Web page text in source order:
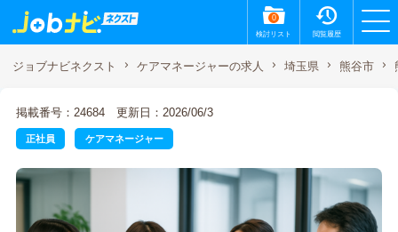
0
検討リスト 閲覧履歴
ジョブナビネクスト ケアマネージャーの求人 埼玉県 熊谷市
掲載番号：24684 更新日：2026/06/3
正社員 ケアマネージャー